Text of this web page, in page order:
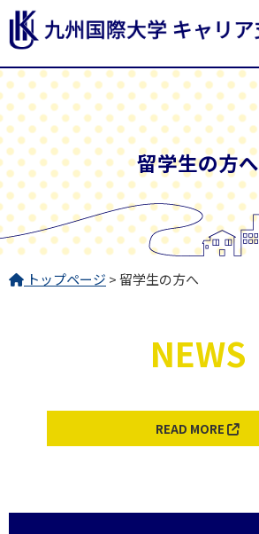
留学生の方へ
トップページ > 留学生の方へ
NEWS
READ MORE